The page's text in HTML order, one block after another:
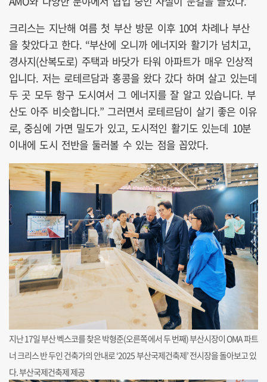
크리스는 지난해 여름 첫 부산 방문 이후 10여 차례나 부산
을 찾았다고 한다. “부산에 오니까 에너지와 활기가 넘치고,
경사지(산복도로) 주택과 바닷가 타워 아파트가 매우 인상적
입니다. 저는 로테르담과 홍콩을 왔다 갔다 하며 살고 있는데
두 곳 모두 항구 도시여서 그 에너지를 잘 알고 있습니다. 부
산도 아주 비슷합니다.” 그러면서 로테르담이 살기 좋은 이유
로, 중심에 가면 밀도가 있고, 도시적인 활기도 있는데 10분
이내에 도시 전반을 둘러볼 수 있는 점을 꼽았다.
지난 17일 부산 벡스코를 찾은 박형준(오른쪽에서 두 번째) 부산시장이 OMA 파트
너 크리스 반 두인 건축가의 안내로 ‘2025 부산국제건축제’ 전시장을 돌아보고 있
다. 부산국제건축제 제공